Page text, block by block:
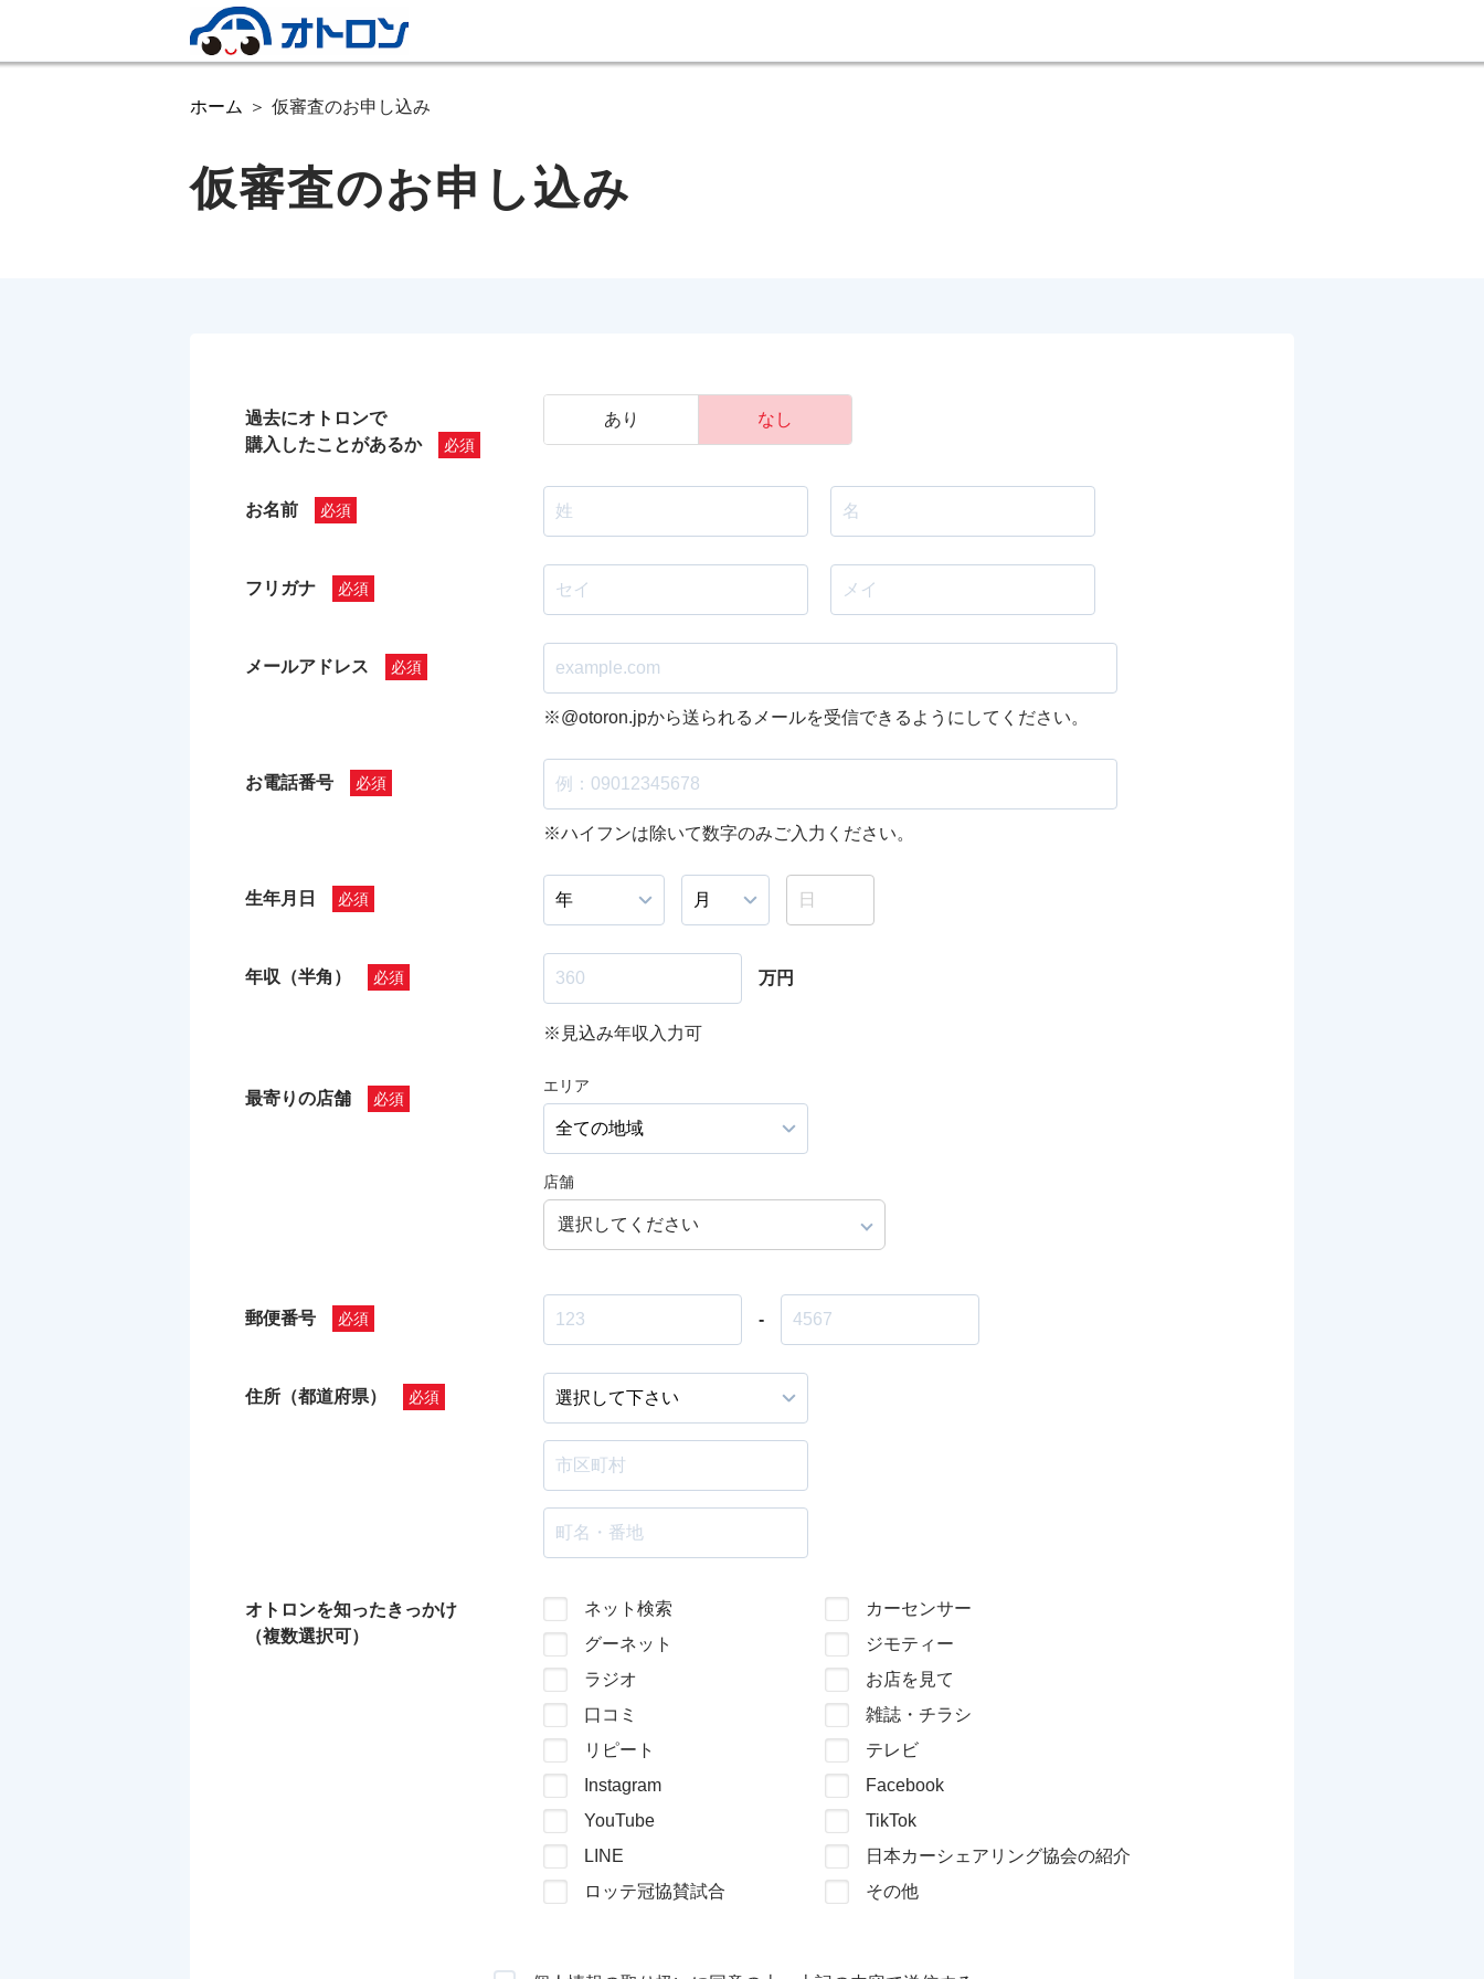
ホーム 仮審査のお申し込み
仮審査のお申し込み
過去にオトロンで
購入したことがあるか
あり なし
お名前
フリガナ
メールアドレス
※@otoron.jpから送られるメールを受信できるようにしてください。
お電話番号
※ハイフンは除いて数字のみご入力ください。
生年月日
年収（半角） 万円
※見込み年収入力可
最寄りの店舗
エリア
店舗
選択してください
郵便番号 -
住所（都道府県）
オトロンを知ったきっかけ
（複数選択可）
ネット検索
カーセンサー
グーネット
ジモティー
ラジオ
お店を見て
口コミ
雑誌・チラシ
リピート
テレビ
Instagram
Facebook
YouTube
TikTok
LINE
日本カーシェアリング協会の紹介
ロッテ冠協賛試合
その他